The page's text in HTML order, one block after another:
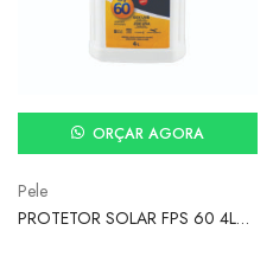
ORÇAR AGORA
Pele
PROTETOR SOLAR FPS 60 4L